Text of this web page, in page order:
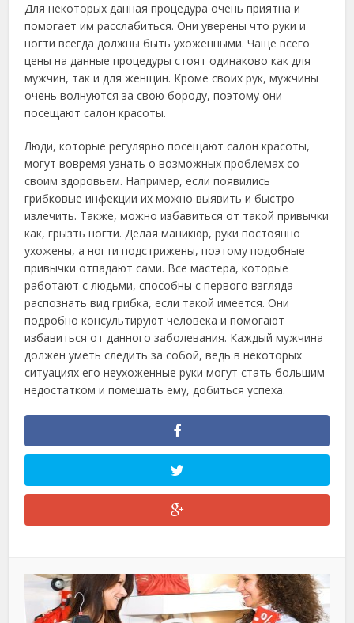
Для некоторых данная процедура очень приятна и
помогает им расслабиться. Они уверены что руки и
ногти всегда должны быть ухоженными. Чаще всего
цены на данные процедуры стоят одинаково как для
мужчин, так и для женщин. Кроме своих рук, мужчины
очень волнуются за свою бороду, поэтому они
посещают салон красоты.
Люди, которые регулярно посещают салон красоты,
могут вовремя узнать о возможных проблемах со
своим здоровьем. Например, если появились
грибковые инфекции их можно выявить и быстро
излечить. Также, можно избавиться от такой привычки
как, грызть ногти. Делая маникюр, руки постоянно
ухожены, а ногти подстрижены, поэтому подобные
привычки отпадают сами. Все мастера, которые
работают с людьми, способны с первого взгляда
распознать вид грибка, если такой имеется. Они
подробно консультируют человека и помогают
избавиться от данного заболевания. Каждый мужчина
должен уметь следить за собой, ведь в некоторых
ситуациях его неухоженные руки могут стать большим
недостатком и помешать ему, добиться успеха.